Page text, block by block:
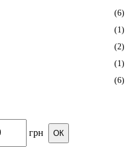
(6)
(1)
(2)
(1)
(6)
грн ОК